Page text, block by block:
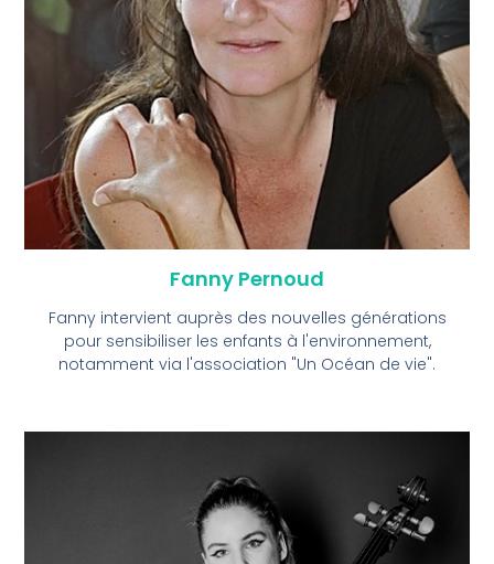
Fanny Pernoud
Fanny intervient auprès des nouvelles générations
pour sensibiliser les enfants à l'environnement,
notamment via l'association "Un Océan de vie".